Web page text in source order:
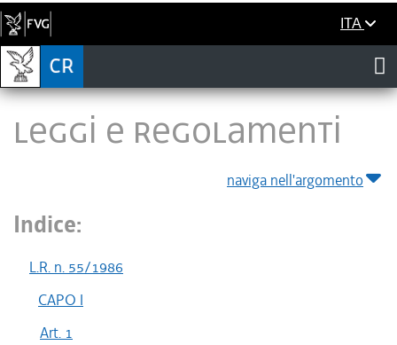
ITA
LEGGI E REGOLAMENTI
naviga nell'argomento
Indice:
L.R. n. 55/1986
CAPO I
Art. 1